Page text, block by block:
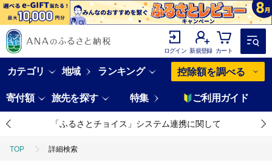
ログイン 新規登録 カート
カテゴリ 地域 ランキング 控除額を調べる
寄付額 旅先を探す 特集 ご利用ガイド
「ふるさとチョイス」システム連携に関して
TOP 詳細検索